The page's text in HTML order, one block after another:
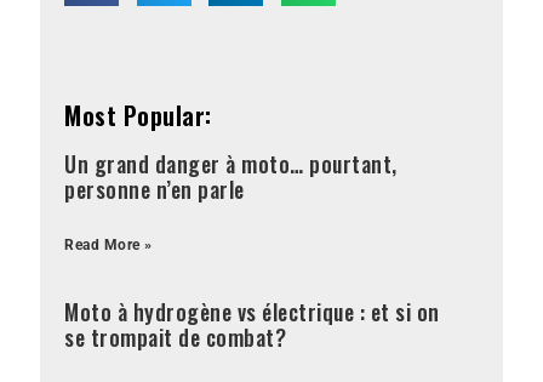
Most Popular:
Un grand danger à moto… pourtant,
personne n’en parle
Read More »
Moto à hydrogène vs électrique : et si on
se trompait de combat?